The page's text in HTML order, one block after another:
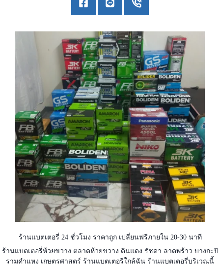
ร้านแบตเตอรี่ 24 ชั่วโมง ราคาถูก เปลี่ยนฟรีภายใน 20-30 นาที
ร้านแบตเตอรี่ห้วยขวาง ตลาดห้วยขวาง ดินแดง รัชดา ลาดพร้าว บางกะปิ
รามคำแหง เกษตรศาสตร์ ร้านแบตเตอรีใกล้ฉัน ร้านแบตเตอรี่บริเวณนี้